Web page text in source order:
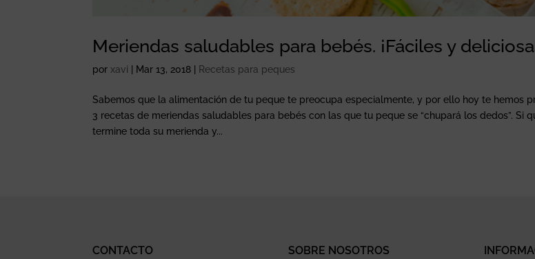
Meriendas saludables para bebés. ¡Fáciles y
por xavi | Mar 13, 2018 | Recetas para peques
Sabemos que la alimentación de tu peque te preocupa especialmente, y por ello hoy te hemos
3 recetas de meriendas saludables para bebés con las que tu peque se “chupará los dedos”. Si
termine toda su merienda y...
CONTACTO SOBRE NOSOTROS